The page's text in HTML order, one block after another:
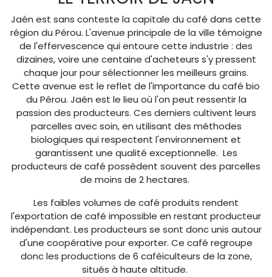
Jaén est sans conteste la capitale du café dans cette
région du Pérou. L'avenue principale de la ville témoigne
de l'effervescence qui entoure cette industrie : des
dizaines, voire une centaine d'acheteurs s'y pressent
chaque jour pour sélectionner les meilleurs grains.
Cette avenue est le reflet de l'importance du café bio
du Pérou. Jaén est le lieu où l'on peut ressentir la
passion des producteurs. Ces derniers cultivent leurs
parcelles avec soin, en utilisant des méthodes
biologiques qui respectent l'environnement et
garantissent une qualité exceptionnelle. Les
producteurs de café possèdent souvent des parcelles
de moins de 2 hectares.
Les faibles volumes de café produits rendent
l'exportation de café impossible en restant producteur
indépendant. Les producteurs se sont donc unis autour
d'une coopérative pour exporter. Ce café regroupe
donc les productions de 6 caféiculteurs de la zone,
situés à haute altitude.